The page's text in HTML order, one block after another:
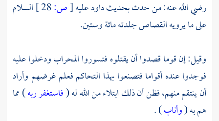
رضي الله عنه: من حدث بحديثداودعليه[ص:
السلام
على ما يرويه القصاص جلدته مائة وستين.
وقيل: إن قوما قصدوا أن يقتلوه فتسوروا المحراب ودخلوا عليه
فوجدوا عنده أقواما فتصنعوا بهذا التحاكم فعلم غرضهم وأراد
أن ينتقم منهم، فظن أن ذلك ابتلاء من الله له (فاستغفر ربه) مما
هم به (وأناب) .